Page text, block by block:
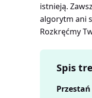
istnieją.
algorytm ani
Rozkręćmy
Spis